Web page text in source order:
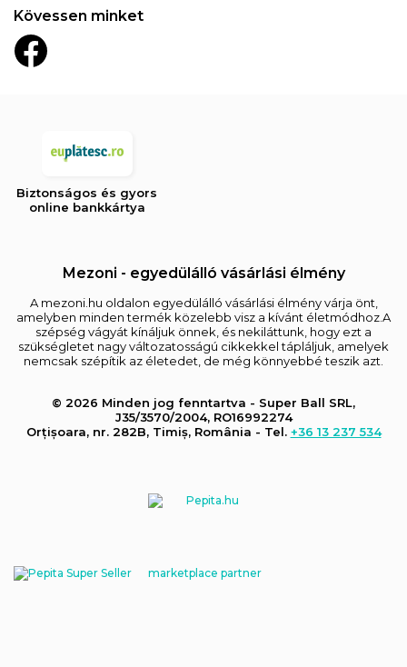
Kövessen minket
Biztonságos és gyors
online bankkártya
Mezoni - egyedülálló vásárlási élmény
A mezoni.hu oldalon egyedülálló vásárlási élmény várja önt,
amelyben minden termék közelebb visz a kívánt életmódhoz.A
szépség vágyát kínáljuk önnek, és nekiláttunk, hogy ezt a
szükségletet nagy változatosságú cikkekkel tápláljuk, amelyek
nemcsak szépítik az életedet, de még könnyebbé teszik azt.
© 2026 Minden jog fenntartva - Super Ball SRL,
J35/3570/2004, RO16992274
Orțișoara, nr. 282B, Timiș, România - Tel. +36 13 237 534
marketplace partner